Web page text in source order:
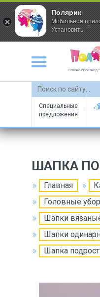
Оптово-
Специальные
предложения
ШАПКА
Главная
Головные
Шапки
Шапки
Шапка
Полярик
Мобильное
Установить